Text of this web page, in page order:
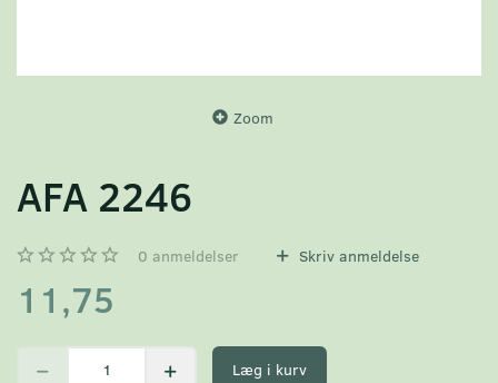
Zoom
AFA 2246
0 anmeldelser Skriv anmeldelse
11,75
Læg i kurv